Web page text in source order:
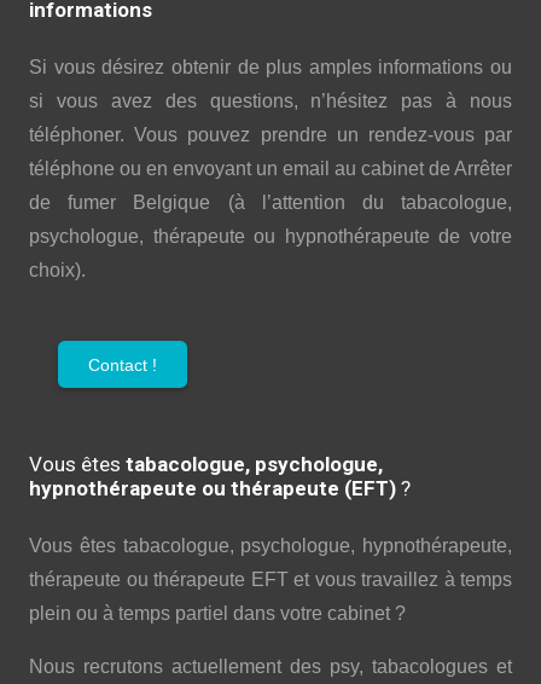
informations
Si vous désirez obtenir de plus amples informations ou
si vous avez des questions, n’hésitez pas à nous
téléphoner. Vous pouvez prendre un rendez-vous par
téléphone ou en envoyant un email au cabinet de Arrêter
de fumer Belgique (à l’attention du tabacologue,
psychologue, thérapeute ou hypnothérapeute de votre
choix).
Contact !
Vous êtes tabacologue, psychologue,
hypnothérapeute ou thérapeute (EFT) ?
Vous êtes tabacologue, psychologue, hypnothérapeute,
thérapeute ou thérapeute EFT et vous travaillez à temps
plein ou à temps partiel dans votre cabinet ?
Nous recrutons actuellement des psy, tabacologues et